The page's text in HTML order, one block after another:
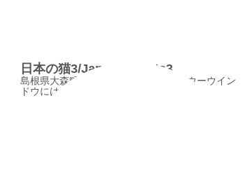
日本の猫3/JapaneseCats3
島根県大森町にある群言堂、そのショウーウイン
ドウには存在感のある猫が居た。